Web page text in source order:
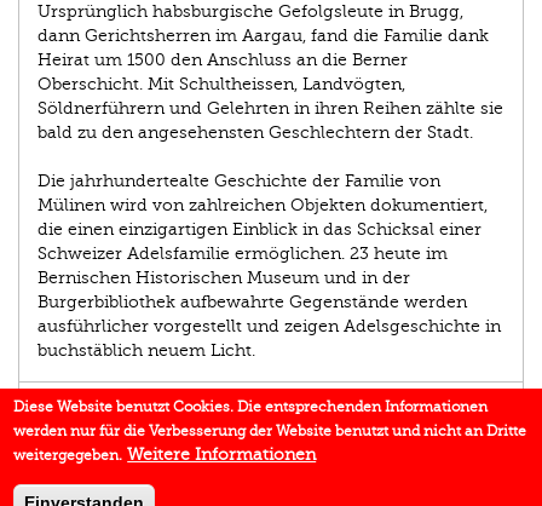
Ursprünglich habsburgische Gefolgsleute in Brugg,
dann Gerichtsherren im Aargau, fand die Familie dank
Heirat um 1500 den Anschluss an die Berner
Oberschicht. Mit Schultheissen, Landvögten,
Söldnerführern und Gelehrten in ihren Reihen zählte sie
bald zu den angesehensten Geschlechtern der Stadt.
Die jahrhundertealte Geschichte der Familie von
Mülinen wird von zahlreichen Objekten dokumentiert,
die einen einzigartigen Einblick in das Schicksal einer
Schweizer Adelsfamilie ermöglichen. 23 heute im
Bernischen Historischen Museum und in der
Burgerbibliothek aufbewahrte Gegenstände werden
ausführlicher vorgestellt und zeigen Adelsgeschichte in
buchstäblich neuem Licht.
AUTOR/IN
IN DEN MEDIEN
BUCHREIHE
Diese Website benutzt Cookies. Die entsprechenden Informationen
werden nur für die Verbesserung der Website benutzt und nicht an Dritte
weitergegeben. Weitere Informationen